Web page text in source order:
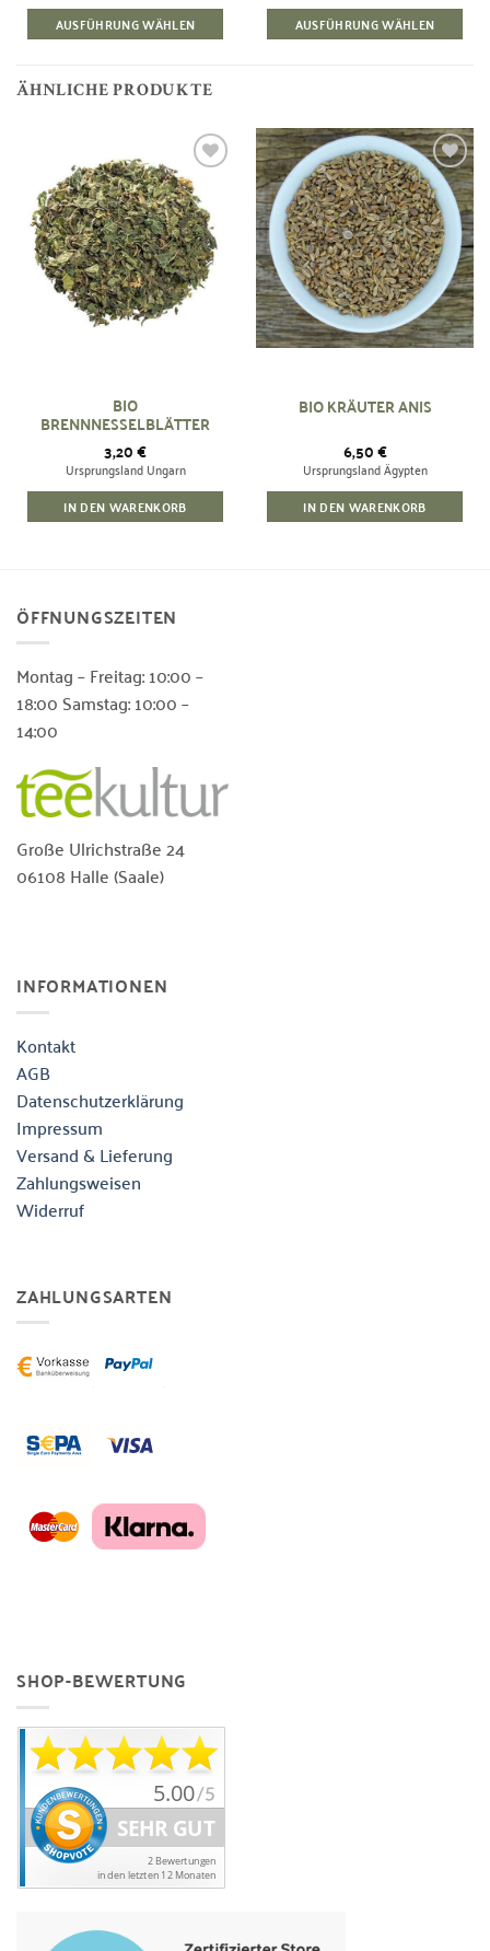
AUSFÜHRUNG WÄHLEN
AUSFÜHRUNG WÄHLEN
Dieses
Varianten
auf.
Die
Optionen
können
auf
der
Produktseite
gewählt
werden
ÄHNLICHE PRODUKTE
Zur
Wunschliste
hinzufügen
BIO
BRENNNESSELBLÄTTER
3,20€
Ursprungsland Ungarn
IN DEN WARENKORB
Zur
Wunschliste
hinzufügen
BIO KRÄUTER ANIS
6,50€
Ursprungsland Ägypten
IN DEN WARENKORB
ÖFFNUNGSZEITEN
Montag – Freitag: 10:00 –
18:00 Samstag: 10:00 –
14:00
Große Ulrichstraße 24
06108 Halle (Saale)
INFORMATIONEN
Kontakt
AGB
Datenschutzerklärung
Impressum
Versand & Lieferung
Zahlungsweisen
Widerruf
ZAHLUNGSARTEN
SHOP-BEWERTUNG